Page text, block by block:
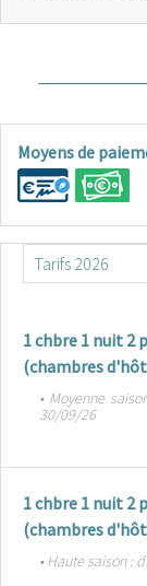
Moyens de
1 chbre 1 nuit 2
(chambres
• Moyenne
30/09/26
1 chbre 1 nuit 2
(chambres
• Haute saison :